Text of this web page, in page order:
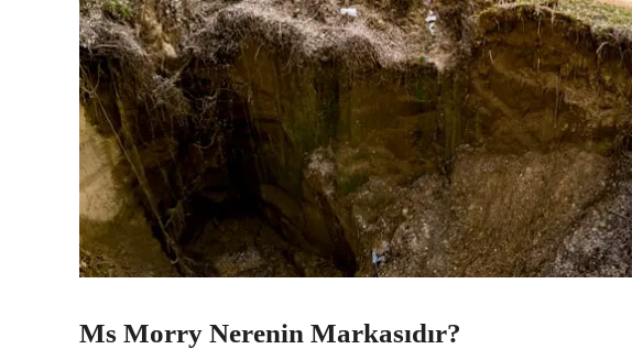
Ms Morry Nerenin Markasıdır?